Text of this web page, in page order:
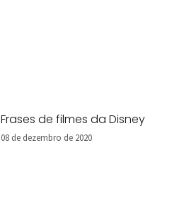
Frases de filmes da Disney
08 de dezembro de 2020